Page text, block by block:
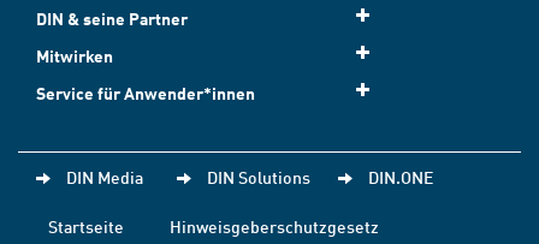
DIN & seine Partner
Mitwirken
Service für Anwender*innen
DIN Media DIN Solutions DIN.ONE
Startseite
Hinweisgeberschutzgesetz